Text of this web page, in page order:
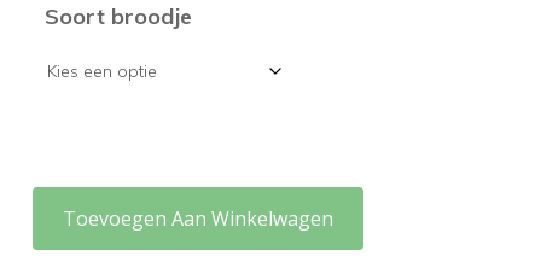
Soort broodje
Toevoegen Aan Winkelwagen